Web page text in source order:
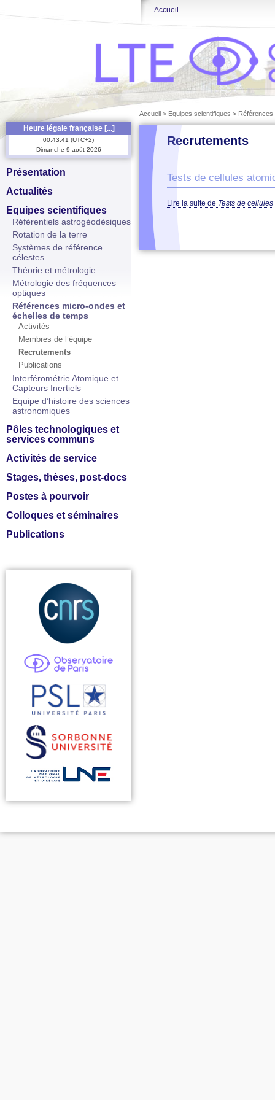
Accueil
Heure légale française [...]
00:43:41 (UTC+2)
Dimanche 9 août 2026
Présentation
Actualités
Equipes scientifiques
Référentiels astrogéodésiques
Rotation de la terre
Systèmes de référence
célestes
Théorie et métrologie
Métrologie des fréquences
optiques
Références micro-ondes et
échelles de temps
Activités
Membres de l’équipe
Recrutements
Publications
Interférométrie Atomique et
Capteurs Inertiels
Equipe d’histoire des sciences
astronomiques
Pôles technologiques et
services communs
Activités de service
Stages, thèses, post-docs
Postes à pourvoir
Colloques et séminaires
Publications
Accueil > Equipes scientifiques > Références
Recrutements
Tests de cellules
Lire la suite de Tests de